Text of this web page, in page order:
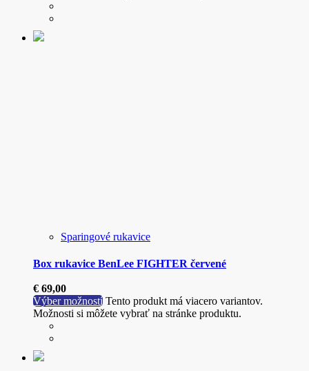
Sparingové rukavice
Box rukavice BenLee FIGHTER červené
€ 69,00
Výber možností Tento produkt má viacero variantov.
Možnosti si môžete vybrať na stránke produktu.